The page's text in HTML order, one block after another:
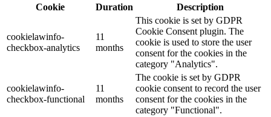
Cookie
Duration Description
cookielawinfo-
checkbox-analytics
11
months
This cookie is set by GDPR
Cookie Consent plugin. The
cookie is used to store the user
consent for the cookies in the
category "Analytics".
cookielawinfo-
checkbox-functional
11
months
The cookie is set by GDPR
cookie consent to record the user
consent for the cookies in the
category "Functional".